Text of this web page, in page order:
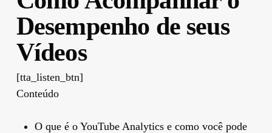
Desempenho de seus
Vídeos
[tta_listen_btn]
Conteúdo
O que é o YouTube Analytics e como você pode